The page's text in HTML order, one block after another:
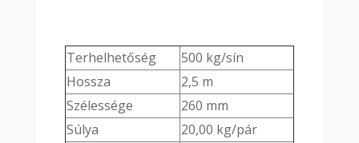
Terhelhetőség
500 kg/sín
Hossza
2,5 m
Szélessége
260 mm
Súlya
20,00 kg/pár